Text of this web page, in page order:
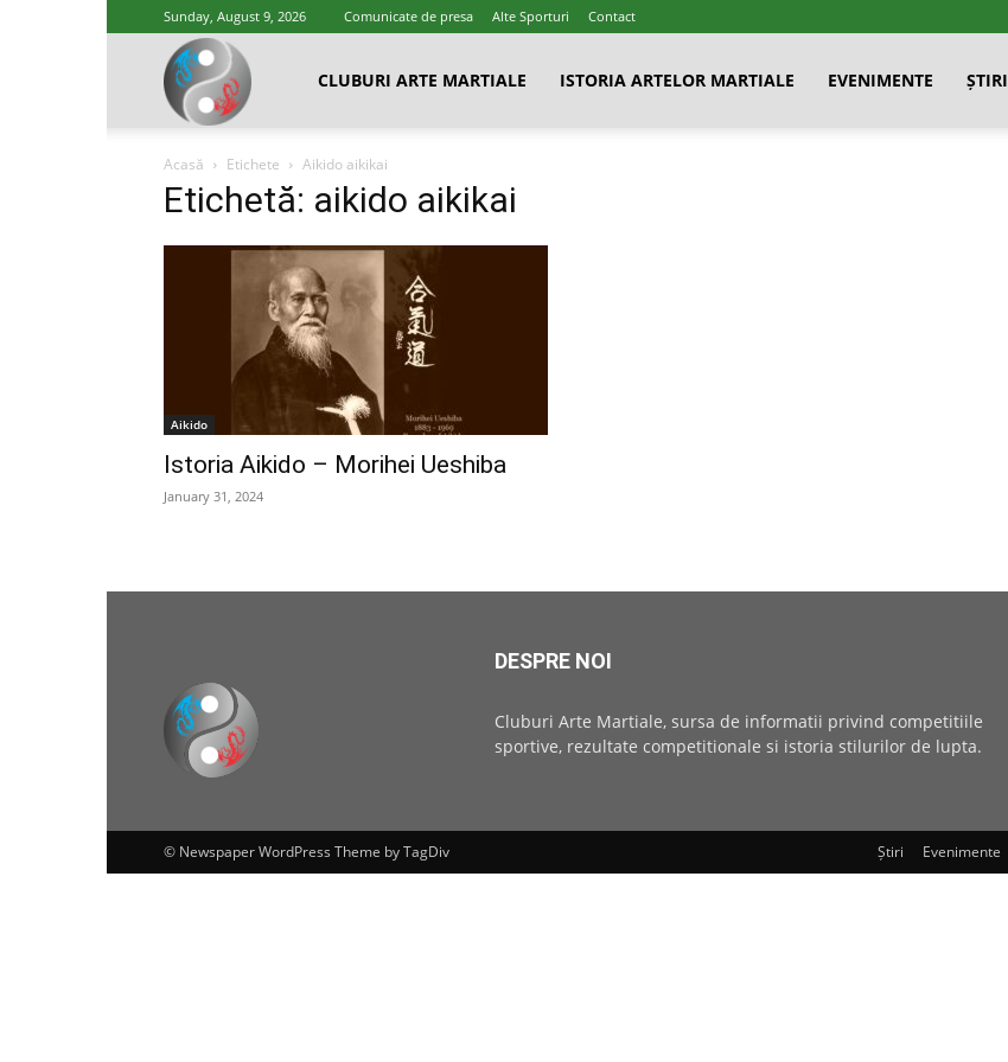
Sunday, August 9, 2026 Comunicate de presa Alte Sporturi Contact
Cluburi
Arte
Marțiale
CLUBURI ARTE MARTIALE ISTORIA ARTELOR MARTIALE EVENIMENTE ȘTIRI
Acasă Etichete Aikido aikikai
Etichetă: aikido aikikai
Aikido
Istoria Aikido – Morihei Ueshiba
January 31, 2024
DESPRE NOI
Cluburi Arte Martiale, sursa de informatii privind competitiile
sportive, rezultate competitionale si istoria stilurilor de lupta.
Știri Evenimente
© Newspaper WordPress Theme by TagDiv